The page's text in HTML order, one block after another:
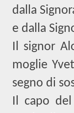
dalla
e dalla
Il signor
moglie
segno di
Il capo del